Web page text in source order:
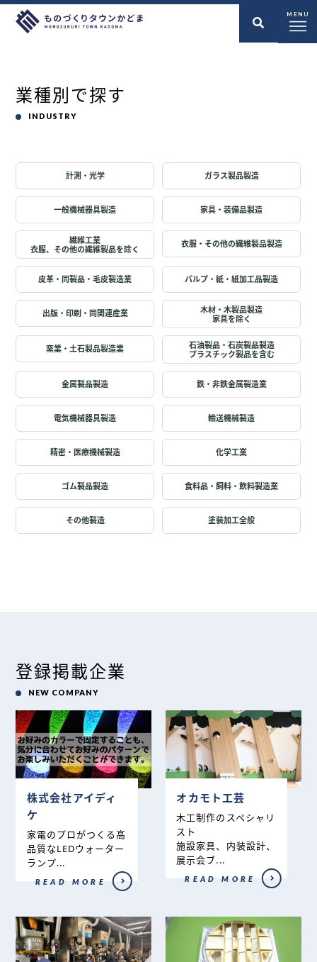
MENU
業種別で探す
INDUSTRY
計測・光学 ガラス製品製造
一般機械器具製造 家具・装備品製造
繊維工業
衣服、その他の繊維製品を除く
衣服・その他の繊維製品製造
皮革・同製品・毛皮製造業 パルプ・紙・紙加工品製造
出版・印刷・同関連産業
木材・木製品製造
家具を除く
窯業・土石製品製造業
石油製品・石炭製品製造
プラスチック製品を含む
金属製品製造 鉄・非鉄金属製造業
電気機械器具製造 輸送機械製造
精密・医療機械製造 化学工業
ゴム製品製造 食料品・飼料・飲料製造業
その他製造 塗装加工全般
登録掲載企業
NEW COMPANY
株式会社アイディ
ケ
家電のプロがつくる高
品質なLEDウォーター
ランプ...
READ MORE
オカモト工芸
木工制作のスペシャリ
スト
施設家具、内装設計、
展示会ブ...
READ MORE